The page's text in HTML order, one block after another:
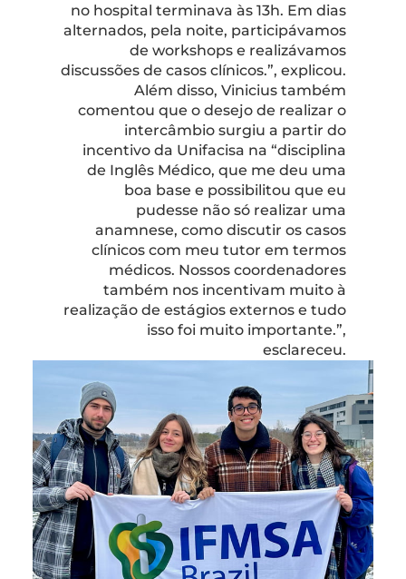
no hospital terminava às 13h. Em dias
alternados, pela noite, participávamos
de workshops e realizávamos
discussões de casos clínicos.”, explicou.
Além disso, Vinicius também
comentou que o desejo de realizar o
intercâmbio surgiu a partir do
incentivo da Unifacisa na “disciplina
de Inglês Médico, que me deu uma
boa base e possibilitou que eu
pudesse não só realizar uma
anamnese, como discutir os casos
clínicos com meu tutor em termos
médicos. Nossos coordenadores
também nos incentivam muito à
realização de estágios externos e tudo
isso foi muito importante.”,
esclareceu.